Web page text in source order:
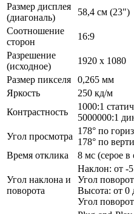
Размер дисплея
(диагональ)
58,4 см (23")
Соотношение
сторон
16:9
Разрешение
(исходное)
1920 x 1080
Размер пикселя
0,265 мм
Яркость
250 кд/м
Контрастность
1000:1
5000000:1
Угол просмотра
178° по
178° по
Время отклика
8 мс (серое в
Угол наклона и
поворота
Наклон: от -
Угол
Высота: от 0
Угол